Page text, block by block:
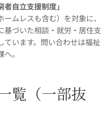
自立支援制度」
ムレスも含む）を対象に、
基づいた相談・就労・居住支
ています。問い合わせは福祉
。
覧（一部抜